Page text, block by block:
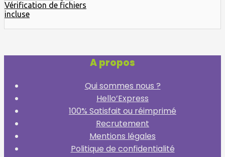
Vérification de fichiers
incluse
A propos
Qui sommes nous ?
Hello’Express
100% Satisfait ou réimprimé
Recrutement
Mentions légales
Politique de confidentialité